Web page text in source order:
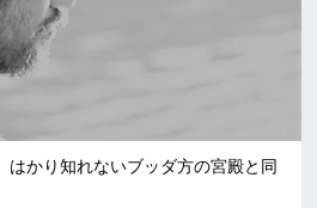
はかり知れないブッダ方の宮殿と同